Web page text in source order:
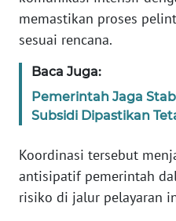
memastikan proses
sesuai rencana.
Baca Juga:
Pemerintah Jaga
Subsidi Dipastikan
Koordinasi tersebut
antisipatif pemerintah
risiko di jalur pelayaran
SUMUT
JAKARTA
WN
WN
BANTEN